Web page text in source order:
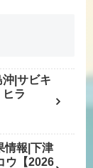
沖|サビキ
ラ
情報|下津
ウ【2026